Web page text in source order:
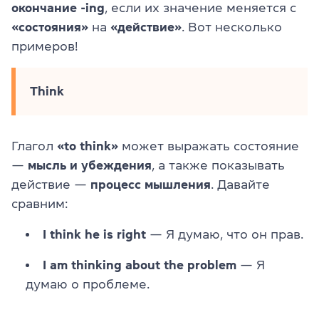
окончание -ing, если их значение меняется с
«состояния» на «действие». Вот несколько
примеров!
Think
Глагол «to think» может выражать состояние
— мысль и убеждения, а также показывать
действие — процесс мышления. Давайте
сравним:
I think he is right — Я думаю, что он прав.
I am thinking about the problem — Я
думаю о проблеме.